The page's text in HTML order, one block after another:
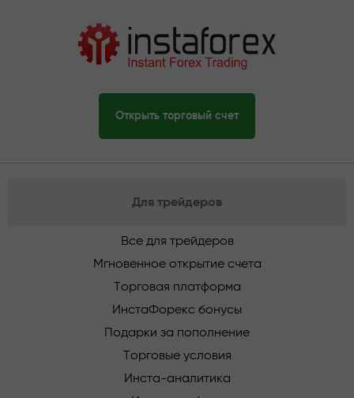
Открыть торговый счет
Для трейдеров
Все для трейдеров
Мгновенное открытие счета
Торговая платформа
ИнстаФорекс бонусы
Подарки за пополнение
Торговые условия
Инста-аналитика